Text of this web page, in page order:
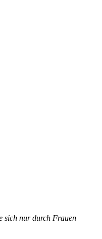
sich nur durch Frauen